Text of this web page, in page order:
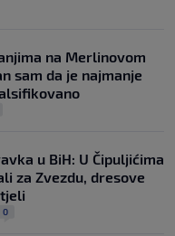
na Merlinovom
sam da je najmanje
u BiH: U Čipuljićima
za Zvezdu, dresove
0